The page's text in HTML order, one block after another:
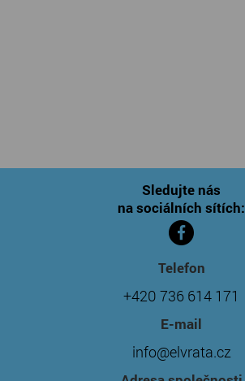
Sledujte nás
na sociálních sítích:
Telefon
+420 736 614 171
E-mail
info@elvrata.cz